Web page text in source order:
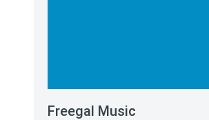
Freegal Music